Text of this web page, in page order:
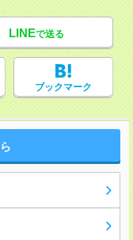
LINEで送る
ブックマーク